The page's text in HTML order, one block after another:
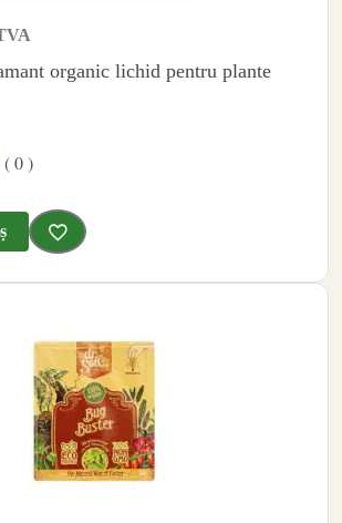
organic lichid pentru plante
( 0 )